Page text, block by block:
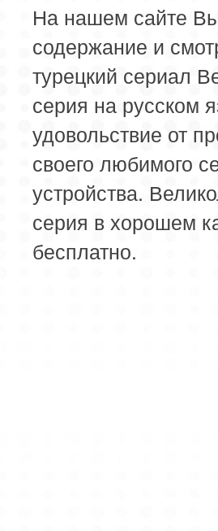
На нашем сайте
содержание и
турецкий сериал
серия на русском
удовольствие от
своего любимого
устройства.
серия в хорошем
бесплатно.